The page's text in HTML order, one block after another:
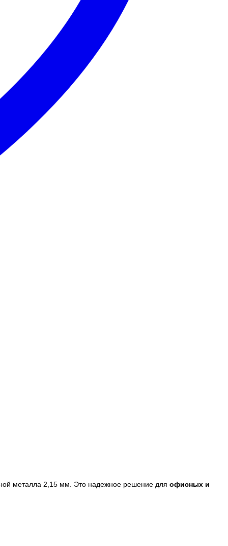
металла 2,15 мм. Это надежное решение для офисных и